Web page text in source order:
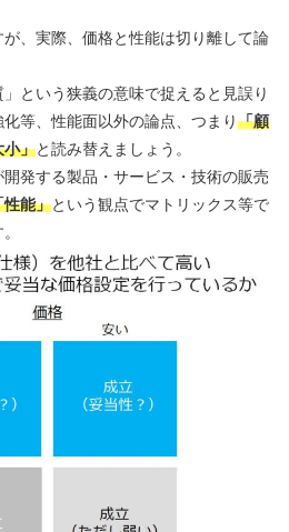
、実際、価格と性能は切り離して論
という狭義の意味で捉えると見誤り
等、性能面以外の論点、つまり 「顧
小」と読み替えましょう。
発する製品・サービス・技術の販売
性能」という観点でマトリックス等で